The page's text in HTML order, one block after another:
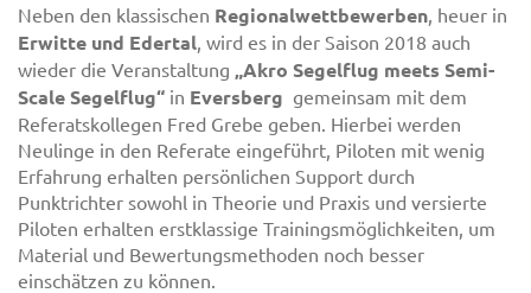
Neben den klassischen Regionalwettbewerben , heuer in
Erwitte und Edertal , wird es in der Saison 2018 auch
wieder die Veranstaltung „Akro Segelflug meets Semi-
Scale Segelflug“ in Eversberg gemeinsam mit dem
Referatskollegen Fred Grebe geben. Hierbei werden
Neulinge in den Referate eingeführt, Piloten mit wenig
Erfahrung erhalten persönlichen Support durch
Punktrichter sowohl in Theorie und Praxis und versierte
Piloten erhalten erstklassige Trainingsmöglichkeiten, um
Material und Bewertungsmethoden noch besser
einschätzen zu können.